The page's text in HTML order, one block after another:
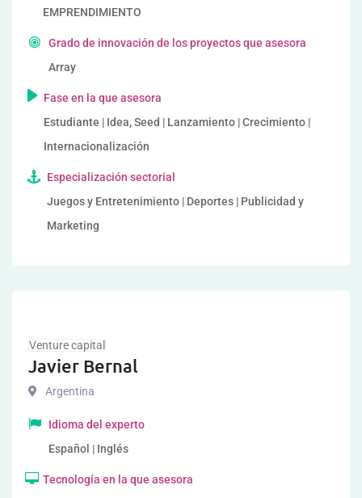
EMPRENDIMIENTO
Grado de innovación de los proyectos que asesora
Array
Fase en la que asesora
Estudiante | Idea, Seed | Lanzamiento | Crecimiento |
Internacionalización
Especialización sectorial
Juegos y Entretenimiento | Deportes | Publicidad y
Marketing
Venture capital
Javier Bernal
Argentina
Idioma del experto
Español | Inglés
Tecnología en la que asesora